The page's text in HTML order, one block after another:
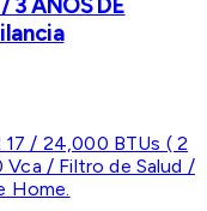
3 AÑOS DE